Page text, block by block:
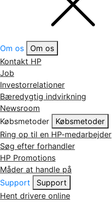
Om os
Om os
Kontakt HP
Job
Investorrelationer
Bæredygtig indvirkning
Newsroom
Købsmetoder
Købsmetoder
Ring op til en HP-medarbejder
Søg efter forhandler
HP Promotions
Måder at handle på
Support
Support
Hent drivere online